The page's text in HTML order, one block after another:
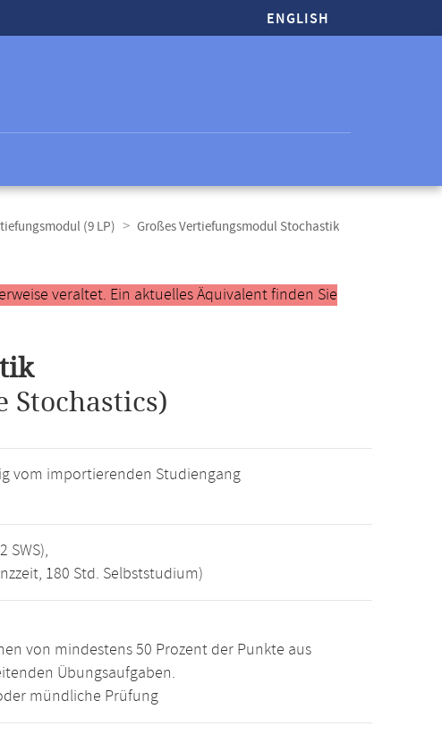
ENGLISH
(9 LP) Großes Vertiefungsmodul Stochastik
veraltet. Ein aktuelles Äquivalent finden Sie
Stochastics)
vom importierenden Studiengang
SWS),
180 Std. Selbststudium)
von mindestens 50 Prozent der Punkte aus
Übungsaufgaben.
mündliche Prüfung